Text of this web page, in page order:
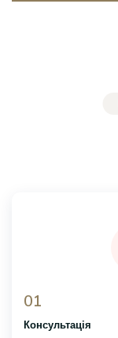
01
Консультація